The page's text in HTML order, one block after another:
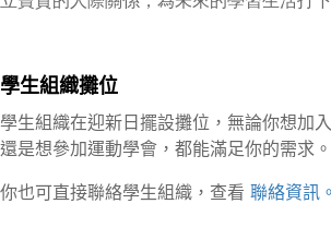
學生組織攤位
學生組織在迎新日擺設攤位，無論你想加
還是想參加運動學會，都能滿足你的需求。
你也可直接聯絡學生組織，查看 聯絡資訊。